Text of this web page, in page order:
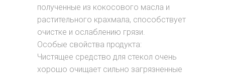
полученные из кокосового масла и
растительного крахмала, способствует
очистке и ослаблению грязи.
Особые свойства продукта:
Чистящее средство для стекол очень
хорошо очищает сильно загрязненные